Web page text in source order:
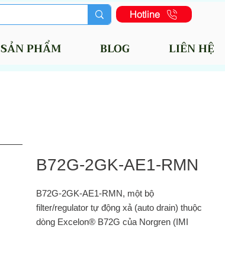
Hotline
SẢN PHẨM BLOG LIÊN HỆ
B72G-2GK-AE1-RMN
B72G‑2GK‑AE1‑RMN, một bộ
filter/regulator tự động xả (auto drain) thuộc
dòng Excelon® B72G của Norgren (IMI